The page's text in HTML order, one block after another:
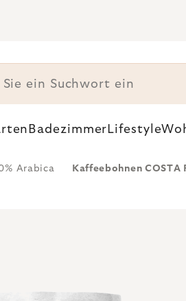
Badezimmer Lifestyle
Arabica Kaffeebohnen COSTA